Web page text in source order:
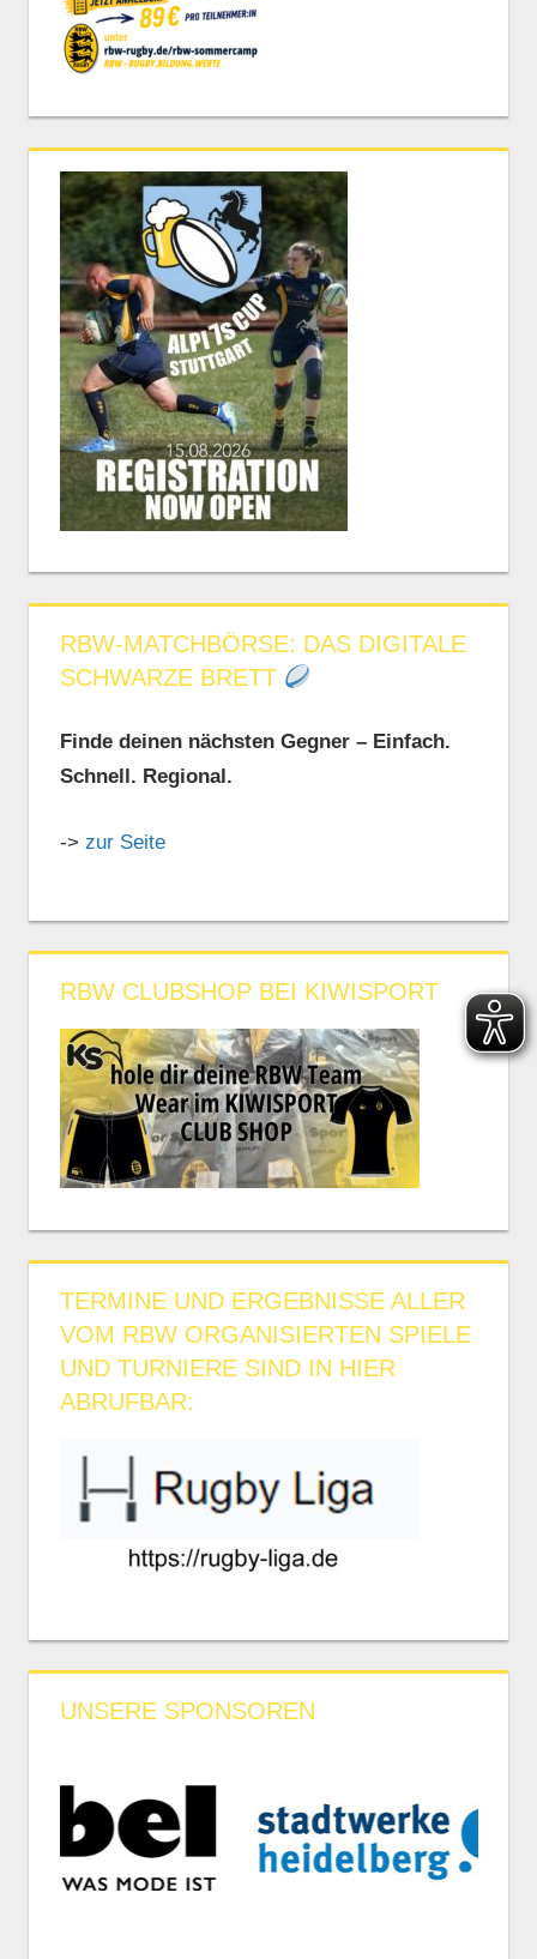
RBW-MATCHBÖRSE: DAS DIGITALE
SCHWARZE BRETT
Finde deinen nächsten Gegner – Einfach.
Schnell. Regional.
-> zur Seite
RBW CLUBSHOP BEI KIWISPORT
TERMINE UND ERGEBNISSE ALLER
VOM RBW ORGANISIERTEN SPIELE
UND TURNIERE SIND IN HIER
ABRUFBAR:
UNSERE SPONSOREN